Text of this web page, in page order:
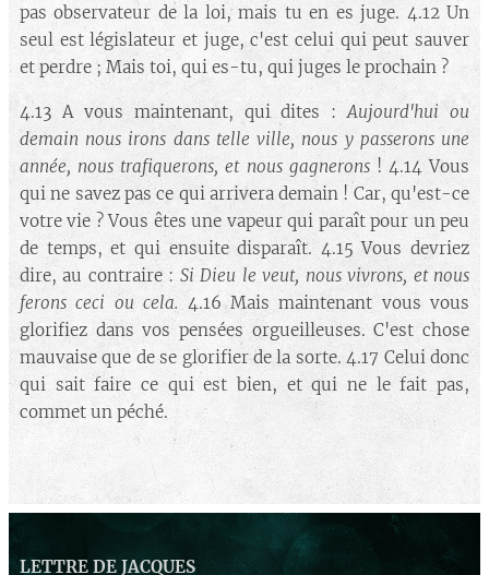
pas observateur de la loi, mais tu en es juge. 4.12 Un
seul est législateur et juge, c'est celui qui peut sauver
et perdre ; Mais toi, qui es-tu, qui juges le prochain ?
4.13 A vous maintenant, qui dites :Aujourd'hui ou
demain nous irons dans telle ville, nous y passerons une
année, nous trafiquerons, et nous gagnerons! 4.14 Vous
qui ne savez pas ce qui arrivera demain ! Car, qu'est-ce
votre vie ? Vous êtes une vapeur qui paraît pour un peu
de temps, et qui ensuite disparaît. 4.15 Vous devriez
dire, au contraire : Si Dieu le veut, nous vivrons, et nous
ferons ceci ou cela. 4.16 Mais maintenant vous vous
glorifiez dans vos pensées orgueilleuses. C'est chose
mauvaise que de se glorifier de la sorte. 4.17 Celui donc
qui sait faire ce qui est bien, et qui ne le fait pas,
commet un péché.
LETTRE DE JACQUES